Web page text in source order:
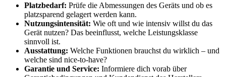
Platzbedarf: Prüfe die Abmessungen des Geräts und ob es
platzsparend gelagert werden kann.
Nutzungsintensität: Wie oft und wie intensiv willst du das
Gerät nutzen? Das beeinflusst, welche Leistungsklasse
sinnvoll ist.
Ausstattung: Welche Funktionen brauchst du wirklich – und
welche sind nice-to-have?
Garantie und Service: Informiere dich vorab über